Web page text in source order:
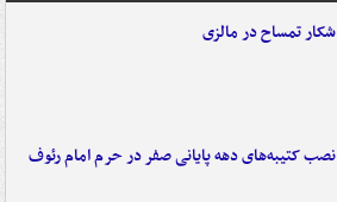
شکار تمساح در مالزی
نصب کتیبه‌های دهه پایانی صفر در حرم امام رئوف